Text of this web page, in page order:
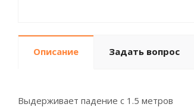
Описание Задать вопрос
Выдерживает падение с 1.5 метров